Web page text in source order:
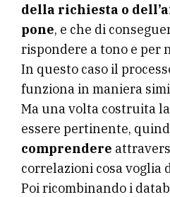
della richiesta o
pone, e che di
rispondere a tono e per
In questo caso il
funziona in maniera
Ma una volta costruita
essere pertinente,
comprendere
correlazioni cosa voglia
Poi ricombinando i